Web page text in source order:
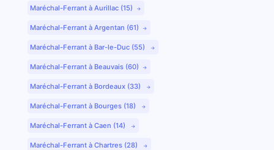
Maréchal-Ferrant à Aurillac (15)
Maréchal-Ferrant à Argentan (61)
Maréchal-Ferrant à Bar-le-Duc (55)
Maréchal-Ferrant à Beauvais (60)
Maréchal-Ferrant à Bordeaux (33)
Maréchal-Ferrant à Bourges (18)
Maréchal-Ferrant à Caen (14)
Maréchal-Ferrant à Chartres (28)